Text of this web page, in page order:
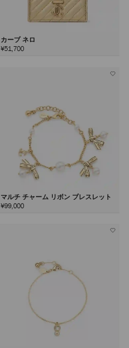
カーブ ネロ
¥51,700
マルチ チャーム リボン ブレスレット
¥99,000